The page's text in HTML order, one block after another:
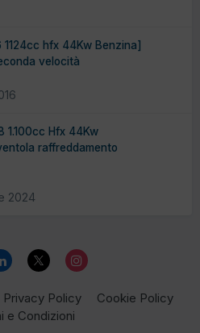
hfx 44Kw Benzina]
velocità
1.100cc Hfx 44Kw
raffreddamento
2024
Privacy Policy
Cookie Policy
e Condizioni